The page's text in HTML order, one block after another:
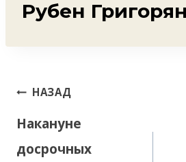
Рубен Григорян
Навигация
записям
НАЗАД
Накануне
досрочных